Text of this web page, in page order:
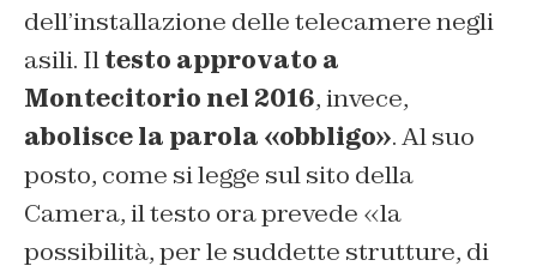
dell’installazione delle telecamere negli
asili. Iltesto approvato a
Montecitorio nel 2016, invece,
abolisce la parola «obbligo». Al suo
posto, come si legge sul sito della
Camera, il testo ora prevede «la
possibilità, per le suddette strutture, di